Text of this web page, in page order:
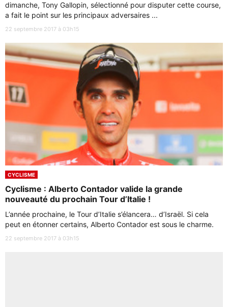
dimanche, Tony Gallopin, sélectionné pour disputer cette course,
a fait le point sur les principaux adversaires ...
22 septembre 2017 à 03h15
CYCLISME
Cyclisme : Alberto Contador valide la grande
nouveauté du prochain Tour d’Italie !
L’année prochaine, le Tour d’Italie s’élancera… d’Israël. Si cela
peut en étonner certains, Alberto Contador est sous le charme.
22 septembre 2017 à 03h15